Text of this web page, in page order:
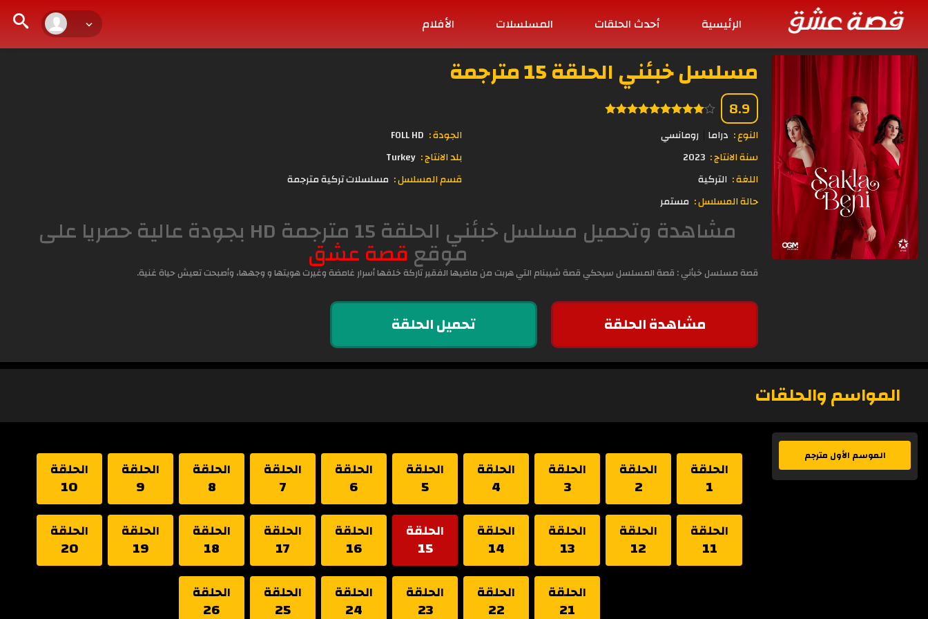
الرئيسية أحدث الحلقات المسلسلات الأفلام
مسلسل خبئني الحلقة 15 مترجمة
8.9
النوع : دراما رومانسي الجودة : FOLL HD
سنة الانتاج : 2023 بلد الانتاج : Turkey
اللغة : التركية قسم المسلسل : مسلسلات تركية مترجمة
حالة المسلسل : مستمر
مشاهدة وتحميل مسلسل خبئني الحلقة 15 مترجمة HD بجودة عالية حصريا على
موقع قصة عشق
قصة مسلسل خبأني : قصة المسلسل سيحكي قصة شيبنام التي هربت من ماضيها الفقير تاركة خلفها أسرار غامضة وغيرت هويتها و وجهها، وأصبحت تعيش حياة غنية.
مشاهدة الحلقة تحميل الحلقة
المواسم والحلقات
الموسم الأول مترجم
الحلقة
1
الحلقة
2
الحلقة
3
الحلقة
4
الحلقة
5
الحلقة
6
الحلقة
7
الحلقة
8
الحلقة
9
الحلقة
10
الحلقة
11
الحلقة
12
الحلقة
13
الحلقة
14
الحلقة
15
الحلقة
16
الحلقة
17
الحلقة
18
الحلقة
19
الحلقة
20
الحلقة
21
الحلقة
22
الحلقة
23
الحلقة
24
الحلقة
25
الحلقة
26